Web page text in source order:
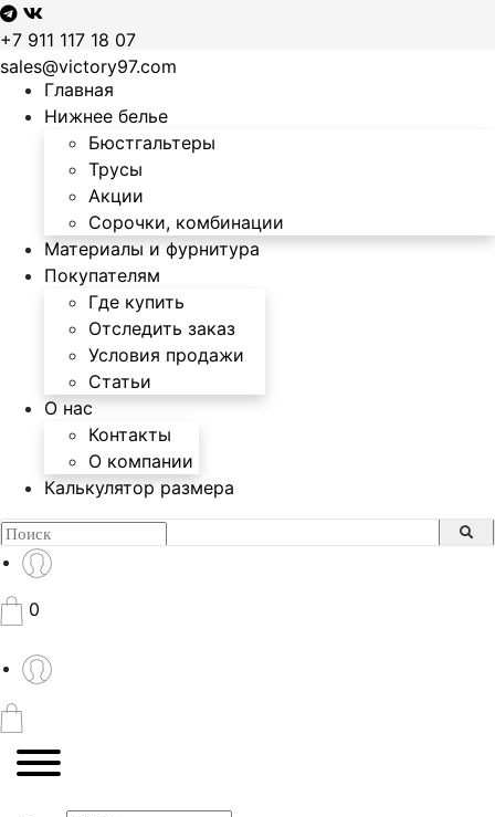
+7 911 117 18 07
sales@victory97.com
Главная
Нижнее белье
Бюстгальтеры
Трусы
Акции
Сорочки, комбинации
Материалы и фурнитура
Покупателям
Где купить
Отследить заказ
Условия продажи
Статьи
О нас
Контакты
О компании
Калькулятор размера
0